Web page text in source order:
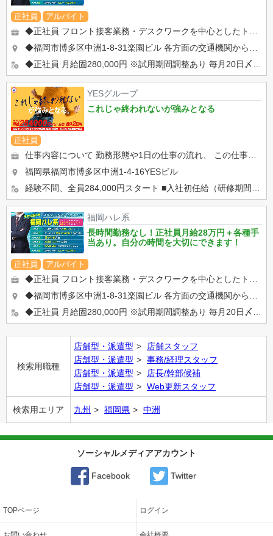
正社員 アルバイト
YESグループ
これじゃ終われないが強みとなる
正社員
福岡県福岡市博多区中洲1-4-16YESビル
福岡ハレ系
長時間勤務なし！正社員月給28万円＋各種手
当あり。自分の時間を大切にできます！
正社員 アルバイト
検索用職種
店舗型・派遣型
店舗スタッフ
店舗型・派遣型
事務/経理スタッフ
店舗型・派遣型
店長/幹部候補
店舗型・派遣型
Web更新スタッフ
検索用エリア 九州 福岡県 中洲
ソーシャルメディアアカウント
Facebook Twitter
TOPページ ログイン